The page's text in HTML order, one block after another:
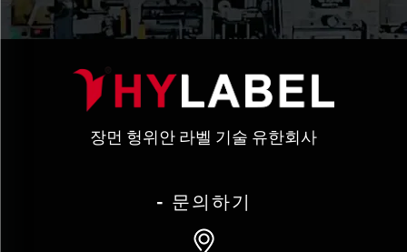
장먼 헝위안 라벨 기술 유한회사
- 문의하기